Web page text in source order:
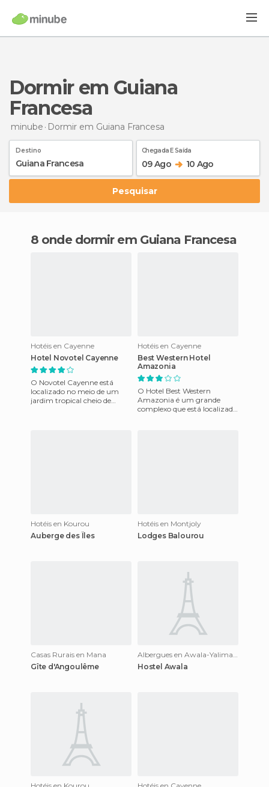
Dormir em Guiana
Francesa
minube Dormir em Guiana Francesa
Destino Chegada E Saída
09 Ago 10 Ago
Pesquisar
8 onde dormir em Guiana Francesa
Hotéis en Cayenne
Hotel Novotel Cayenne
O Novotel Cayenne está
localizado no meio de um
jardim tropical cheio de
Hotéis en Cayenne
Best Western Hotel
Amazonia
O Hotel Best Western
Amazonia é um grande
complexo que está localizada
Hotéis en Kourou
Auberge des Îles
Hotéis en Montjoly
Lodges Balourou
Casas Rurais en Mana
Gîte d'Angoulême
Hostel Awala